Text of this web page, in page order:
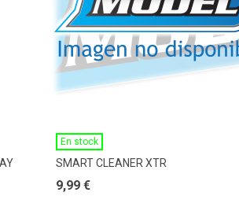
En stock
SMART CLEANER XTR
9,99 €